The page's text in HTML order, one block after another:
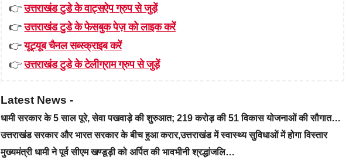
👉उत्तराखंड टुडे के वाट्सऐप ग्रुप से जुड़ें
👉उत्तराखंड टुडे के फेसबुक पेज़ को लाइक करें
👉यूट्यूब चैनल सब्स्क्राइब करें
👉उत्तराखंड टुडे के टेलीग्राम ग्रुप से जुड़ें
Latest News -
धामी सरकार के 5 साल पूरे, सेवा पखवाड़े की शुरुआत; 219 करोड़ की 51 विकास योजनाओं की सौगात…
उत्तराखंड सरकार और भारत सरकार के बीच हुआ करार,उत्तराखंड में स्वास्थ्य सुविधाओं में होगा विस्तार
मुख्यमंत्री धामी ने पूर्व सीएम खण्डूड़ी को अर्पित की भावभीनी श्रद्धांजलि…